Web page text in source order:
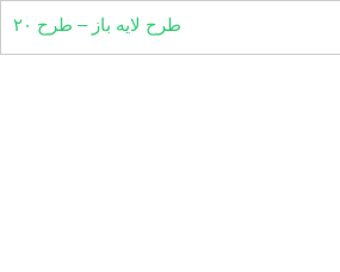
طرح لایه باز – طرح ۲۰